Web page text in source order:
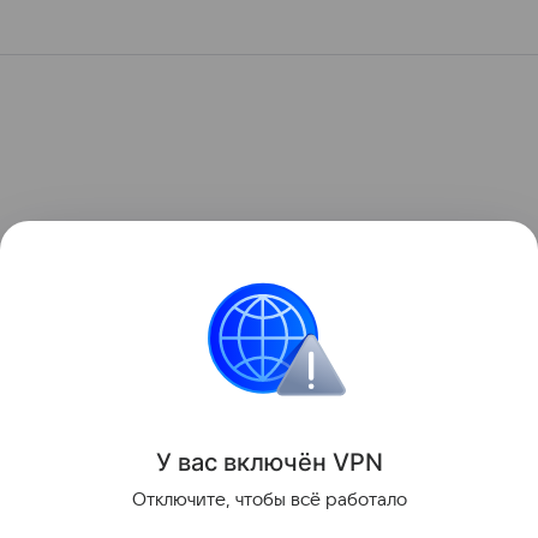
У вас включён VPN
Отключите, чтобы всё работало